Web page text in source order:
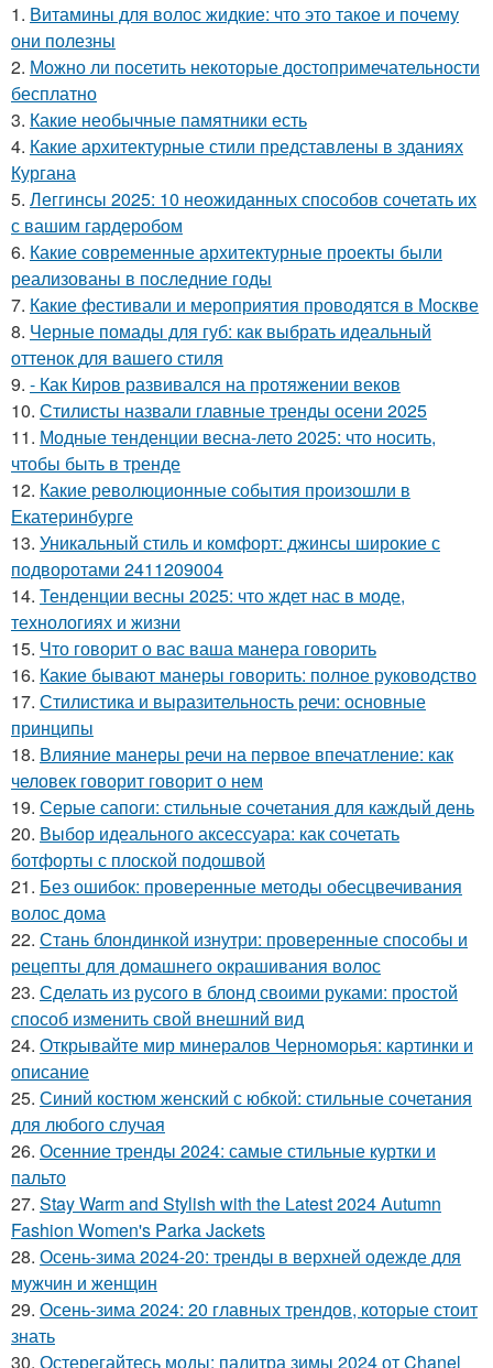
1. Витамины для волос жидкие: что это такое и почему
они полезны
2. Можно ли посетить некоторые достопримечательности
бесплатно
3. Какие необычные памятники есть
4. Какие архитектурные стили представлены в зданиях
Кургана
5. Леггинсы 2025: 10 неожиданных способов сочетать их
с вашим гардеробом
6. Какие современные архитектурные проекты были
реализованы в последние годы
7. Какие фестивали и мероприятия проводятся в Москве
8. Черные помады для губ: как выбрать идеальный
оттенок для вашего стиля
9. - Как Киров развивался на протяжении веков
10. Стилисты назвали главные тренды осени 2025
11. Модные тенденции весна-лето 2025: что носить,
чтобы быть в тренде
12. Какие революционные события произошли в
Екатеринбурге
13. Уникальный стиль и комфорт: джинсы широкие с
подворотами 2411209004
14. Тенденции весны 2025: что ждет нас в моде,
технологиях и жизни
15. Что говорит о вас ваша манера говорить
16. Какие бывают манеры говорить: полное руководство
17. Стилистика и выразительность речи: основные
принципы
18. Влияние манеры речи на первое впечатление: как
человек говорит говорит о нем
19. Серые сапоги: стильные сочетания для каждый день
20. Выбор идеального аксессуара: как сочетать
ботфорты с плоской подошвой
21. Без ошибок: проверенные методы обесцвечивания
волос дома
22. Стань блондинкой изнутри: проверенные способы и
рецепты для домашнего окрашивания волос
23. Сделать из русого в блонд своими руками: простой
способ изменить свой внешний вид
24. Открывайте мир минералов Черноморья: картинки и
описание
25. Синий костюм женский с юбкой: стильные сочетания
для любого случая
26. Осенние тренды 2024: самые стильные куртки и
пальто
27. Stay Warm and Stylish with the Latest 2024 Autumn
Fashion Women's Parka Jackets
28. Осень-зима 2024-20: тренды в верхней одежде для
мужчин и женщин
29. Осень-зима 2024: 20 главных трендов, которые стоит
знать
30. Остерегайтесь моды: палитра зимы 2024 от Chanel